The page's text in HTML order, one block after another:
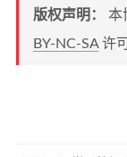
版权声明： 本
BY-NC-SA许